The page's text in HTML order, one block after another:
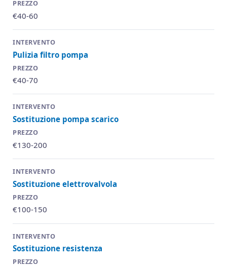
€40-60
Pulizia filtro pompa
€40-70
Sostituzione pompa scarico
€130-200
Sostituzione elettrovalvola
€100-150
Sostituzione resistenza